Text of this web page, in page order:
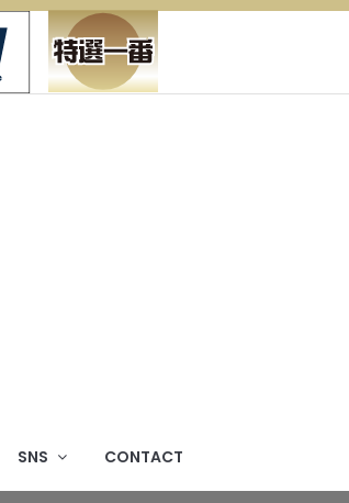
SNS CONTACT